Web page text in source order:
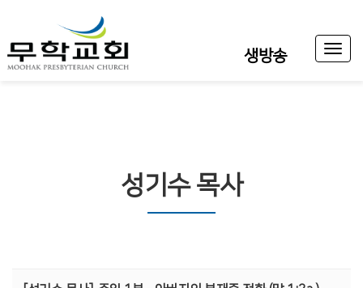
생방송
Toggle
성기수 목사